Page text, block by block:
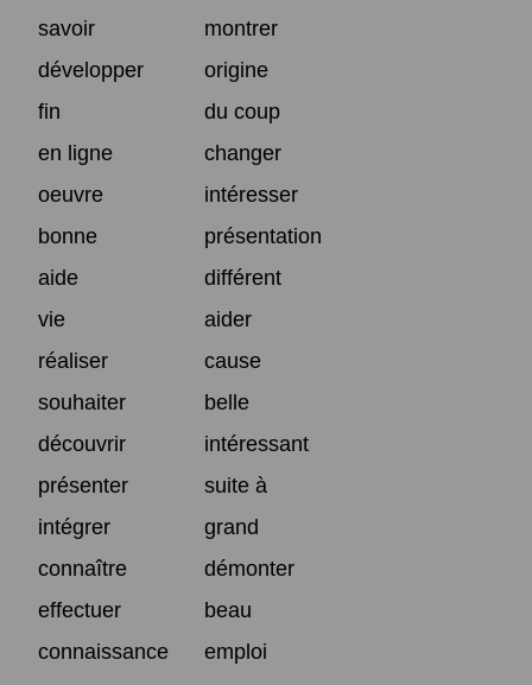
savoir
montrer
développer
origine
fin
du coup
en ligne
changer
oeuvre
intéresser
bonne
présentation
aide
différent
vie
aider
réaliser
cause
souhaiter
belle
découvrir
intéressant
présenter
suite à
intégrer
grand
connaître
démonter
effectuer
beau
connaissance
emploi